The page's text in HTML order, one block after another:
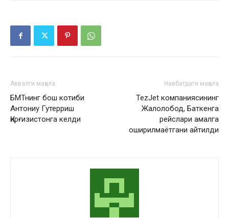
Аввалги мақола
БМТнинг бош котиби
Антониу Гутерриш
Қирғизистонга келди
Навбатдаги мақола
TezJet компаниясининг
Жалолобод, Баткенга
рейслари амалга
оширилмаётгани айтилди